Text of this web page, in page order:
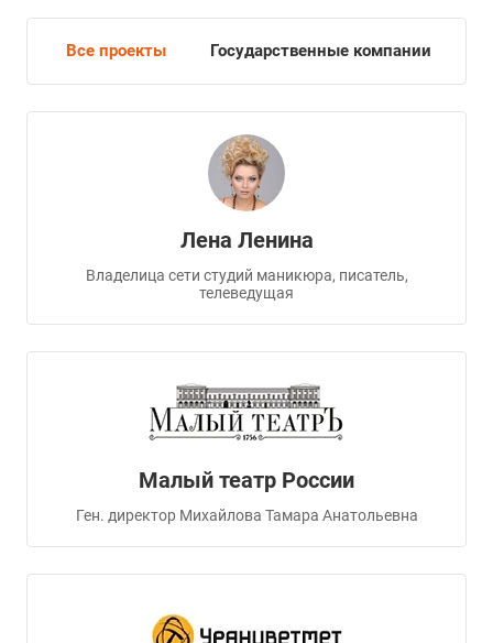
Все проекты Государственные компании
Лена Ленина
Владелица сети студий маникюра, писатель,
телеведущая
Малый театр России
Ген. директор Михайлова Тамара Анатольевна